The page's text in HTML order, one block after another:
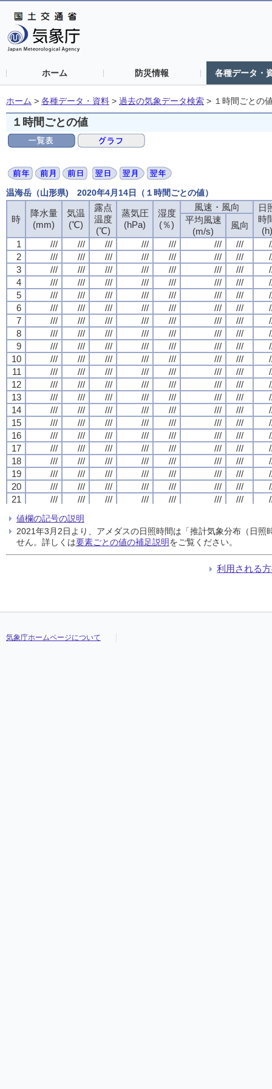
ホーム 防災情報 各種データ・
ホーム > 各種データ・資料 > 過去の気象データ検索 > １時間ごとの
１時間ごとの値
温海岳（山形県) 2020年4月14日（１時間ごとの値）
時
降水量
(mm)
気温
(℃)
露点
温度
(℃)
蒸気圧
(hPa)
湿度
(％)
風速・風向
日
時
(h)
平均風速
(m/s)
風向
1
/// /// /// /// /// /// ///
2
/// /// /// /// /// /// ///
3
/// /// /// /// /// /// ///
4
/// /// /// /// /// /// ///
5
/// /// /// /// /// /// ///
6
/// /// /// /// /// /// ///
7
/// /// /// /// /// /// ///
8
/// /// /// /// /// /// ///
9
/// /// /// /// /// /// ///
10
/// /// /// /// /// /// ///
11
/// /// /// /// /// /// ///
12
/// /// /// /// /// /// ///
13
/// /// /// /// /// /// ///
14
/// /// /// /// /// /// ///
15
/// /// /// /// /// /// ///
16
/// /// /// /// /// /// ///
17
/// /// /// /// /// /// ///
18
/// /// /// /// /// /// ///
19
/// /// /// /// /// /// ///
20
/// /// /// /// /// /// ///
21
/// /// /// /// /// /// ///
23
/// /// ///
24
/// /// /// /// /// /// ///
時
降水量
(mm)
気温
(℃)
露点
温度
(℃)
蒸気圧
(hPa)
湿度
(％)
風速・風向
日
時
(h)
平均風速
(m/s)
風向
1
/// /// /// /// /// /// ///
2
/// /// /// /// /// /// ///
3
/// /// /// /// /// /// ///
4
/// /// /// /// /// /// ///
5
/// /// /// /// /// /// ///
6
/// /// /// /// /// /// ///
7
/// /// /// /// /// /// ///
8
/// /// /// /// /// /// ///
9
/// /// /// /// /// /// ///
10
/// /// /// /// /// /// ///
11
/// /// /// /// /// /// ///
12
/// /// /// /// /// /// ///
13
/// /// /// /// /// /// ///
14
/// /// /// /// /// /// ///
15
/// /// /// /// /// /// ///
16
/// /// /// /// /// /// ///
17
/// /// /// /// /// /// ///
18
/// /// /// /// /// /// ///
19
/// /// /// /// /// /// ///
20
/// /// /// /// /// /// ///
21
/// /// /// /// /// /// ///
23
/// /// ///
24
/// /// /// /// /// /// ///
時
降水量
(mm)
気温
(℃)
露点
温度
(℃)
蒸気圧
(hPa)
湿度
(％)
風速・風向
日
時
(h)
平均風速
(m/s)
風向
1
/// /// /// /// /// /// ///
2
/// /// /// /// /// /// ///
3
/// /// /// /// /// /// ///
4
/// /// /// /// /// /// ///
5
/// /// /// /// /// /// ///
6
/// /// /// /// /// /// ///
7
/// /// /// /// /// /// ///
8
/// /// /// /// /// /// ///
9
/// /// /// /// /// /// ///
10
/// /// /// /// /// /// ///
11
/// /// /// /// /// /// ///
12
/// /// /// /// /// /// ///
13
/// /// /// /// /// /// ///
14
/// /// /// /// /// /// ///
15
/// /// /// /// /// /// ///
16
/// /// /// /// /// /// ///
17
/// /// /// /// /// /// ///
18
/// /// /// /// /// /// ///
19
/// /// /// /// /// /// ///
20
/// /// /// /// /// /// ///
21
/// /// /// /// /// /// ///
23
/// /// ///
24
/// /// /// /// /// /// ///
時
降水量
(mm)
気温
(℃)
露点
温度
(℃)
蒸気圧
(hPa)
湿度
(％)
風速・風向
日
時
(h)
平均風速
(m/s)
風向
1
/// /// /// /// /// /// ///
2
/// /// /// /// /// /// ///
3
/// /// /// /// /// /// ///
4
/// /// /// /// /// /// ///
5
/// /// /// /// /// /// ///
6
/// /// /// /// /// /// ///
7
/// /// /// /// /// /// ///
8
/// /// /// /// /// /// ///
9
/// /// /// /// /// /// ///
10
/// /// /// /// /// /// ///
11
/// /// /// /// /// /// ///
12
/// /// /// /// /// /// ///
13
/// /// /// /// /// /// ///
14
/// /// /// /// /// /// ///
15
/// /// /// /// /// /// ///
16
/// /// /// /// /// /// ///
17
/// /// /// /// /// /// ///
18
/// /// /// /// /// /// ///
19
/// /// /// /// /// /// ///
20
/// /// /// /// /// /// ///
21
/// /// /// /// /// /// ///
23
/// /// ///
24
/// /// /// /// /// /// ///
値欄の記号の説明
2021年3月2日より、アメダスの日照時間は「推計気象分布（日
せん。詳しくは要素ごとの値の補足説明をご覧ください。
利用される
気象庁ホームページについて